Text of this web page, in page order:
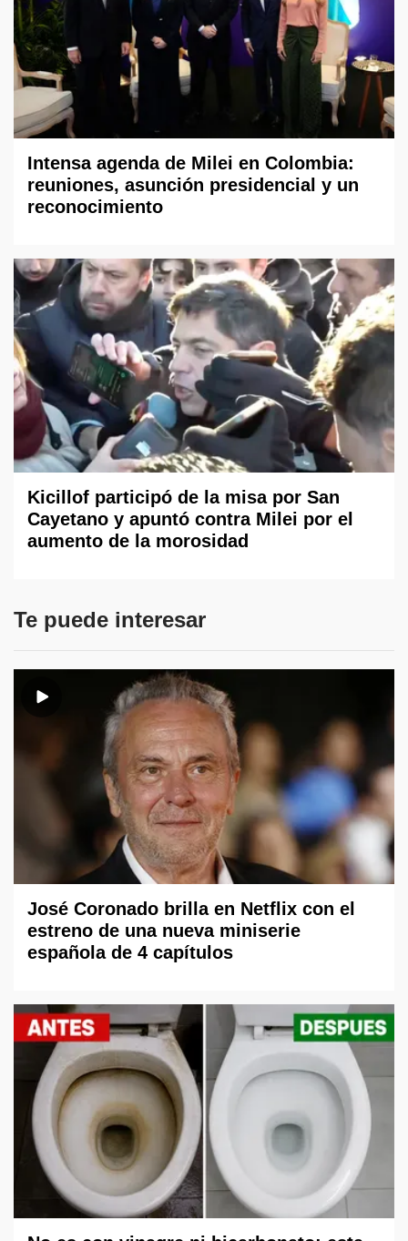
Intensa agenda de Milei en Colombia:
reuniones, asunción presidencial y un
reconocimiento
Kicillof participó de la misa por San
Cayetano y apuntó contra Milei por el
aumento de la morosidad
Te puede interesar
José Coronado brilla en Netflix con el
estreno de una nueva miniserie
española de 4 capítulos